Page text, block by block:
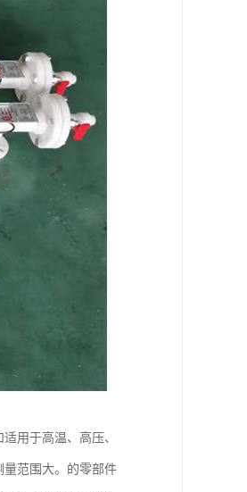
用于高温、高压、
量范围大。的零部件